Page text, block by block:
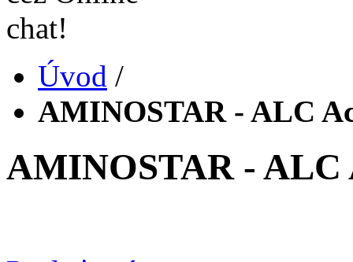
Úvod /
AMINOSTAR - ALC
AMINOSTAR - ALC